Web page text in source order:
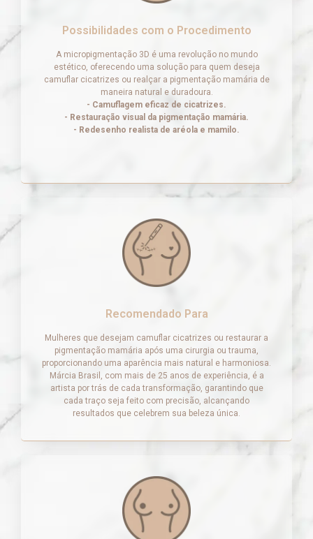
Possibilidades com o Procedimento
A micropigmentação 3D é uma revolução no mundo
estético, oferecendo uma solução para quem deseja
camuflar cicatrizes ou realçar a pigmentação mamária de
maneira natural e duradoura.
- Camuflagem eficaz de cicatrizes.
- Restauração visual da pigmentação mamária.
- Redesenho realista de aréola e mamilo.
Recomendado Para
Mulheres que desejam camuflar cicatrizes ou restaurar a
pigmentação mamária após uma cirurgia ou trauma,
proporcionando uma aparência mais natural e harmoniosa.
Márcia Brasil, com mais de 25 anos de experiência, é a
artista por trás de cada transformação, garantindo que
cada traço seja feito com precisão, alcançando
resultados que celebrem sua beleza única.